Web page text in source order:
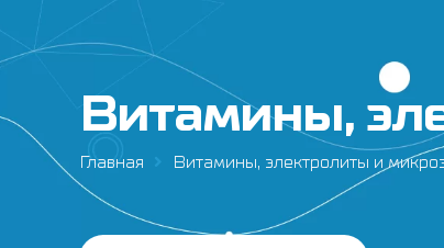
Витамины,
Главная Витамины, электролиты и